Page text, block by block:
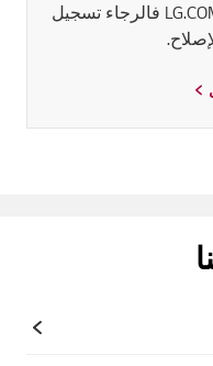
إذا كان لديك حساب على موقع LG.COM فالرجاء تسجيل